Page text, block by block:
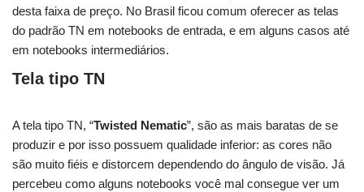
desta faixa de preço. No Brasil ficou comum oferecer as telas
do padrão TN em notebooks de entrada, e em alguns casos até
em notebooks intermediários.
Tela tipo TN
A tela tipo TN, “Twisted Nematic”, são as mais baratas de se
produzir e por isso possuem qualidade inferior: as cores não
são muito fiéis e distorcem dependendo do ângulo de visão. Já
percebeu como alguns notebooks você mal consegue ver um